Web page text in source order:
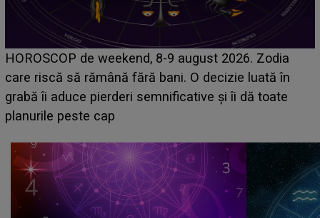
Emanuel a ținut ACEST DETALIU ASCUNS până
acum! În fața Alexandrei, concurentul din Casa Iubirii
face o MĂRTURISIRE NEAȘTEPTATĂ despre mama
sa: "I-am spus și ei în față, eu nu te iubesc pentru